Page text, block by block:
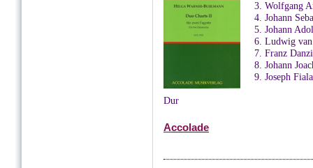
3. Wolfgang
4. Johann
5. Johann
6. Ludwig van
7. Franz
8. Johann
9. Joseph
Dur
Accolade